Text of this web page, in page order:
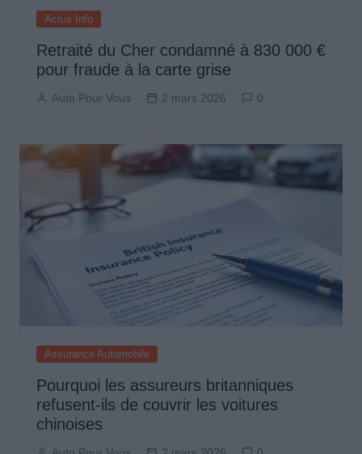
Actus Info
Retraité du Cher condamné à 830 000 €
pour fraude à la carte grise
Auto Pour Vous 2 mars 2026 0
Assurance Automobile
Pourquoi les assureurs britanniques
refusent-ils de couvrir les voitures
chinoises